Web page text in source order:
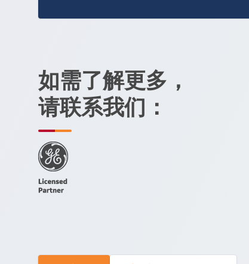
如需了解更多，
请联系我们：